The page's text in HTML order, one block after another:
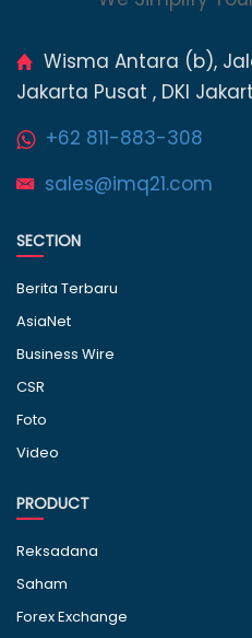
Wisma Antara (b),
Jakarta Pusat , DKI
+62 811-883-308
sales@imq21.com
SECTION
Berita Terbaru
AsiaNet
Business Wire
CSR
Foto
Video
PRODUCT
Reksadana
Saham
Forex Exchange